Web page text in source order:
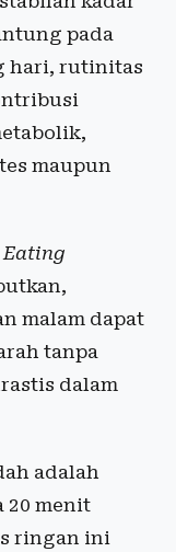
pada
hari, rutinitas
maupun
Eating
malam dapat
tanpa
dalam
adalah
20 menit
ringan ini